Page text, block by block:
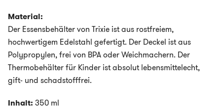
Material:
Der Essensbehälter von Trixie ist aus rostfreiem,
hochwertigem Edelstahl gefertigt. Der Deckel ist aus
Polypropylen, frei von BPA oder Weichmachern. Der
Thermobehälter für Kinder ist absolut lebensmittelecht,
gift- und schadstofffrei.
Inhalt: 350 ml